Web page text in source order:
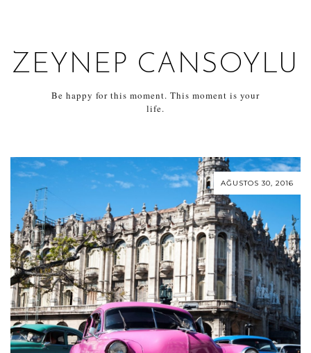
ZEYNEP CANSOYLU
Be happy for this moment. This moment is your
life.
AĞUSTOS 30, 2016